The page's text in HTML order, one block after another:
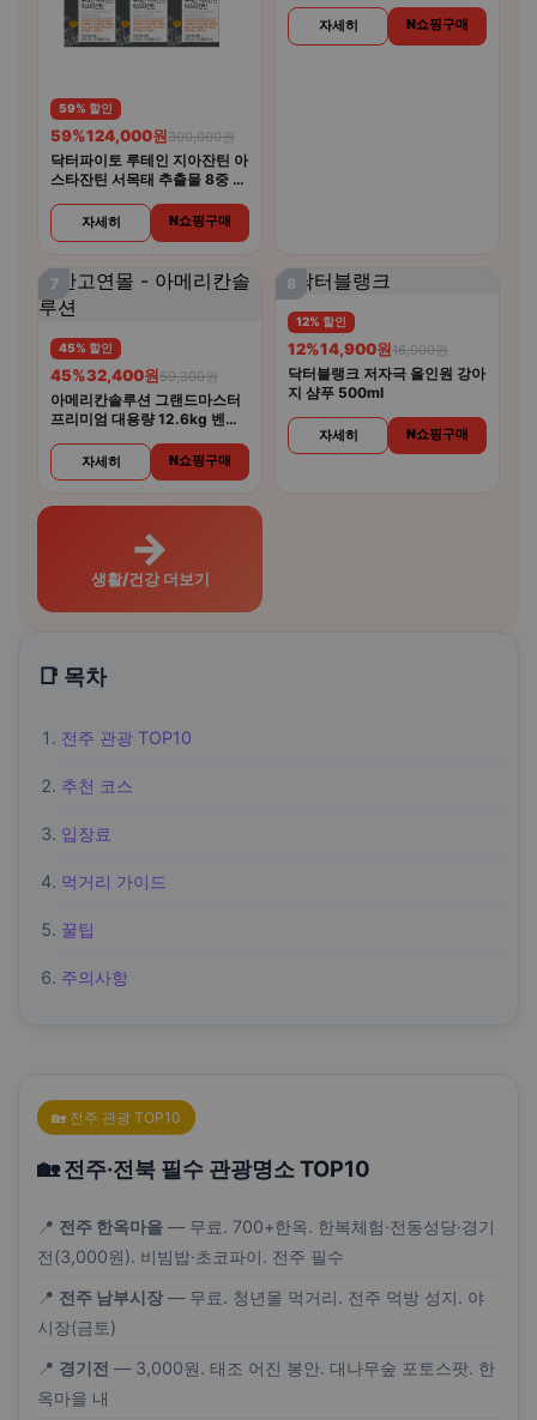
59% 할인
59%124,000원300,000원
닥터파이토 루테인 지아잔틴 아
스타잔틴 서목태 추출물 8중 복
자세히 N쇼핑구매
자세히 N쇼핑구매
7
45% 할인
45%32,400원59,300원
아메리칸솔루션 그랜드마스터
프리미엄 대용량 12.6kg 벤토
자세히 N쇼핑구매
8
12% 할인
12%14,900원16,900원
닥터블랭크 저자극 올인원 강아
지 샴푸 500ml
자세히 N쇼핑구매
→
생활/건강 더보기
📑 목차
전주 관광 TOP10
추천 코스
입장료
먹거리 가이드
꿀팁
주의사항
🏡 전주 관광 TOP10
🏡 전주·전북 필수 관광명소 TOP10
📍 전주 한옥마을 — 무료. 700+한옥. 한복체험·전동성당·경기
전(3,000원). 비빔밥·초코파이. 전주 필수
📍 전주 남부시장 — 무료. 청년몰 먹거리. 전주 먹방 성지. 야
시장(금토)
📍 경기전 — 3,000원. 태조 어진 봉안. 대나무숲 포토스팟. 한
옥마을 내